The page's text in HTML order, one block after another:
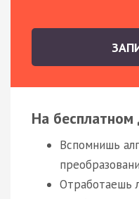
На
Вспомнишь
Отработаешь